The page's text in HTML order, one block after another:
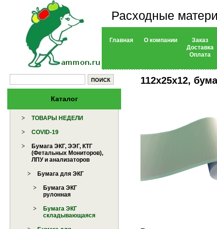
Расходные
Главная О компании
Заказ
Доставка
Оплата
Каталог
ТОВАРЫ НЕДЕЛИ
COVID-19
Бумага ЭКГ, ЭЭГ, КТГ
(Фетальных Мониторов),
ЛПУ и анализаторов
Бумага для ЭКГ
Бумага ЭКГ
рулонная
Бумага ЭКГ
складывающаяся
112х25х12,